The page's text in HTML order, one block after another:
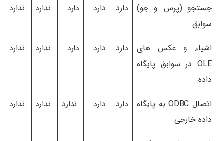
جستجو (پرس و جو)
سوابق
دارد دارد دارد ندارد ندارد
اشیاء و عکس های
OLE در سوابق پایگاه
داده
دارد دارد دارد ندارد ندارد
اتصال ODBC به پایگاه
داده خارجی
دارد دارد ندارد ندارد ندارد